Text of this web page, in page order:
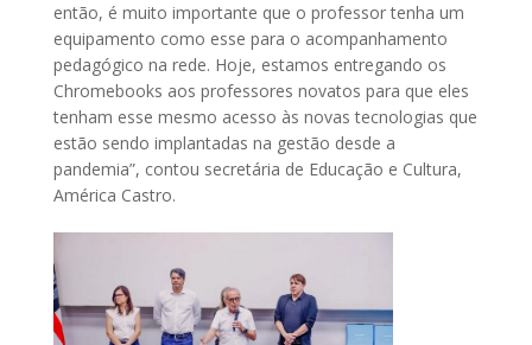
então, é muito importante que o professor tenha um
equipamento como esse para o acompanhamento
pedagógico na rede. Hoje, estamos entregando os
Chromebooks aos professores novatos para que eles
tenham esse mesmo acesso às novas tecnologias que
estão sendo implantadas na gestão desde a
pandemia”, contou secretária de Educação e Cultura,
América Castro.